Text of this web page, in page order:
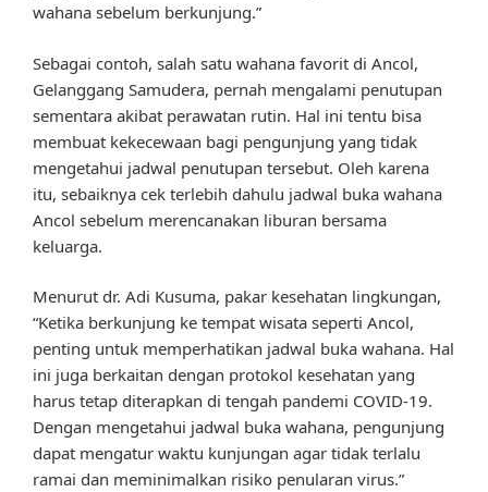
wahana sebelum berkunjung.”
Sebagai contoh, salah satu wahana favorit di Ancol,
Gelanggang Samudera, pernah mengalami penutupan
sementara akibat perawatan rutin. Hal ini tentu bisa
membuat kekecewaan bagi pengunjung yang tidak
mengetahui jadwal penutupan tersebut. Oleh karena
itu, sebaiknya cek terlebih dahulu jadwal buka wahana
Ancol sebelum merencanakan liburan bersama
keluarga.
Menurut dr. Adi Kusuma, pakar kesehatan lingkungan,
“Ketika berkunjung ke tempat wisata seperti Ancol,
penting untuk memperhatikan jadwal buka wahana. Hal
ini juga berkaitan dengan protokol kesehatan yang
harus tetap diterapkan di tengah pandemi COVID-19.
Dengan mengetahui jadwal buka wahana, pengunjung
dapat mengatur waktu kunjungan agar tidak terlalu
ramai dan meminimalkan risiko penularan virus.”